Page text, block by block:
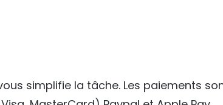
simplifie la tâche. Les paiements